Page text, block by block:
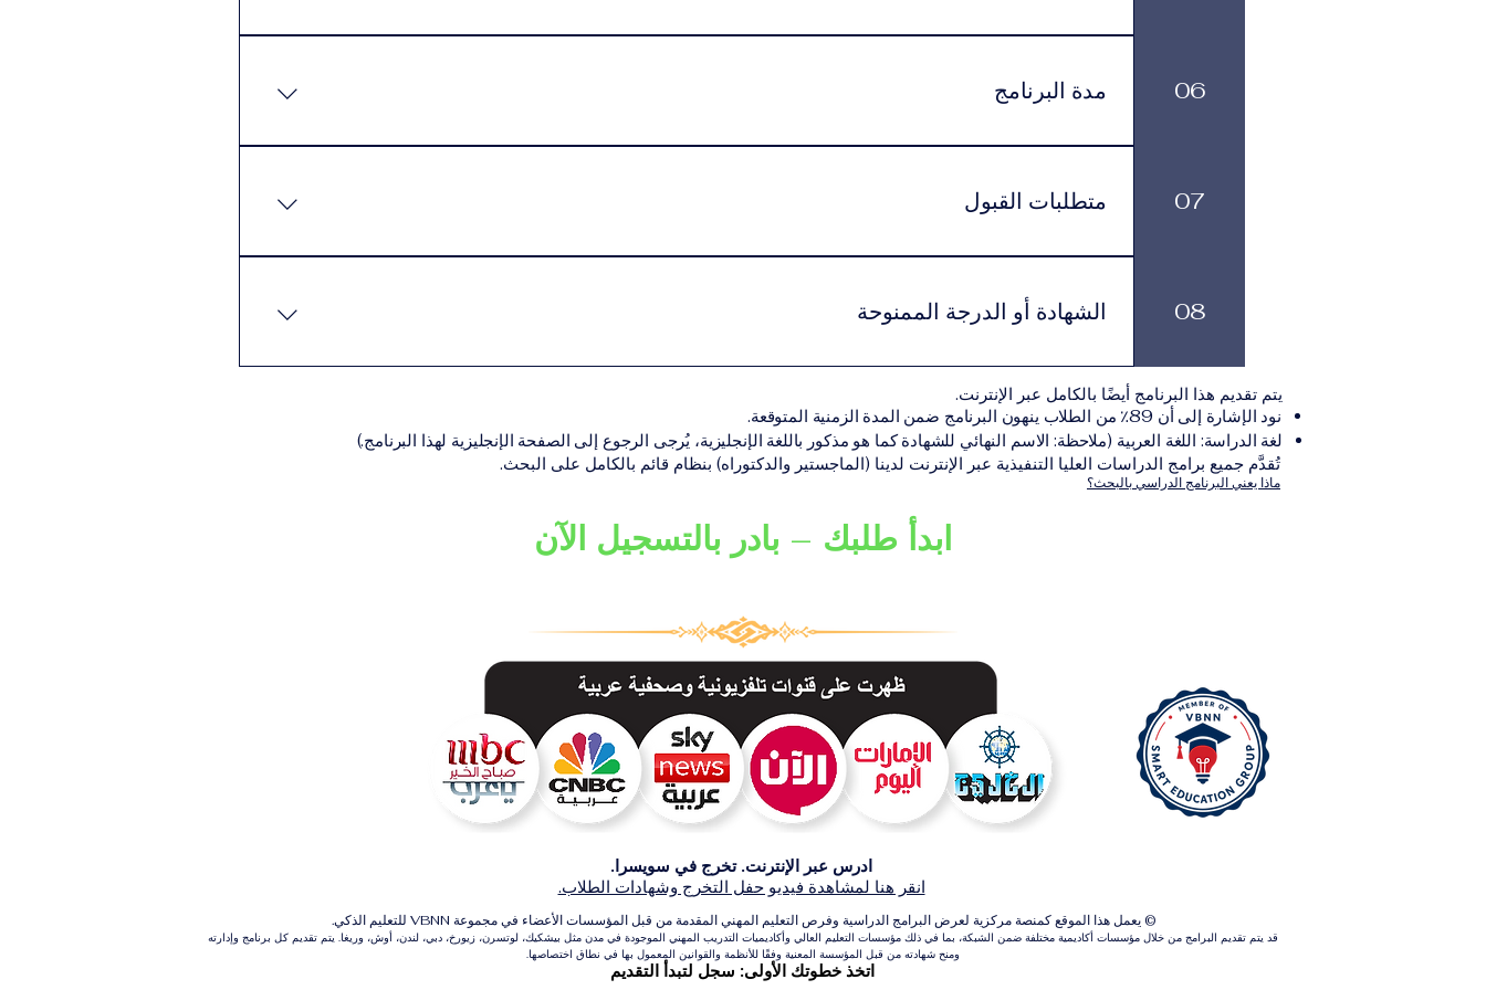
يتم تقديم البرامج من خلال نظام اشتراك دراسي شهري مرن، مما يسمح للطلاب بالتقدم في دراستهم بالسرعة التي
06 مدة البرنامج
لكل برنامج مدة دراسة دنيا إلزامية تختلف حسب المستوى الأكاديمي وطبيعة البرنامج.يمكن للطلاب إكمال البرنامج
07 متطلبات القبول
يجب على المتقدمين استيفاء شروط القبول الأكاديمية الخاصة بمستوى البرنامج.قد تشمل المتطلبات الأساسية عادةً ما
نموذج التقديم الإلكترونيقد يُطلب تقديم مستندات إضافية حسب البرنامج والمؤسسة التعليمية المسؤولة عن تقديمه.
08 الشهادة أو الدرجة الممنوحة
بعد استكمال جميع المتطلبات الأكاديمية بنجاح، يحصل الطالب على الشهادة أو الدرجة الأكاديمية المناسبة للبرنامج،
والتي تصدر عن المؤسسة التعليمية المسؤولة عن تقديم البرنامج ضمن شبكة VBNN Smart Education Group.
يتم تقديم هذا البرنامج أيضًا بالكامل عبر الإنترنت.
نود الإشارة إلى أن 89٪ من الطلاب ينهون البرنامج ضمن المدة الزمنية المتوقعة.
لغة الدراسة: اللغة العربية (ملاحظة: الاسم النهائي للشهادة كما هو مذكور باللغة الإنجليزية، يُرجى الرجوع إلى الصفحة الإنجليزية لهذا البرنامج.)
تُقدَّم جميع برامج الدراسات العليا التنفيذية عبر الإنترنت لدينا (الماجستير والدكتوراه) بنظام قائم بالكامل على البحث.
ماذا يعني البرنامج الدراسي بالبحث؟
ابدأ طلبك – بادر بالتسجيل الآن
ادرس عبر الإنترنت. تخرج في سويسرا.
انقر هنا لمشاهدة فيديو حفل التخرج وشهادات الطلاب.
© يعمل هذا الموقع كمنصة مركزية لعرض البرامج الدراسية وفرص التعليم المهني المقدمة من قبل المؤسسات الأعضاء في مجموعة VBNN للتعليم الذكي.
قد يتم تقديم البرامج من خلال مؤسسات أكاديمية مختلفة ضمن الشبكة، بما في ذلك مؤسسات التعليم العالي وأكاديميات التدريب المهني الموجودة في مدن مثل بيشكيك، لوتسرن، زيورخ، دبي، لندن، أوش، وريغا. يتم تقديم كل برنامج وإدارته
ومنح شهادته من قبل المؤسسة المعنية وفقًا للأنظمة والقوانين المعمول بها في نطاق اختصاصها.
اتخذ خطوتك الأولى: سجل لتبدأ التقديم